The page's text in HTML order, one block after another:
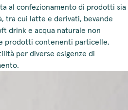
al confezionamento di prodotti sia
tra cui latte e derivati, bevande
drink e acqua naturale non
prodotti contenenti particelle,
per diverse esigenze di